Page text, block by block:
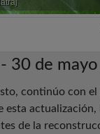
30 de
continúo con
esta
de la